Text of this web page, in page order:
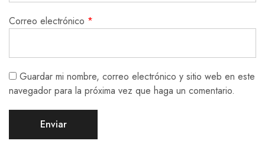
Correo electrónico *
Guardar mi nombre, correo electrónico y sitio web en este
navegador para la próxima vez que haga un comentario.